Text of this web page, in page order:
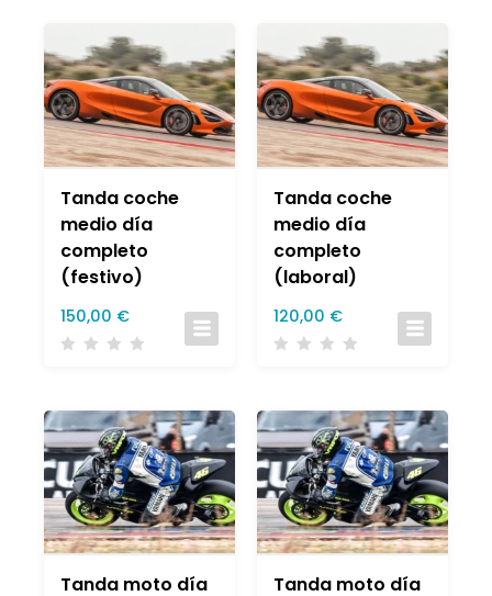
Tanda coche
medio día
completo
(festivo)
150,00 €
Tanda coche
medio día
completo
(laboral)
120,00 €
Tanda moto día
Tanda moto día